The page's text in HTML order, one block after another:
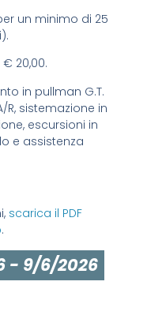
un minimo di 25
20,00.
in pullman G.T.
sistemazione in
escursioni in
e assistenza
scarica il PDF
.
- 9/6/2026